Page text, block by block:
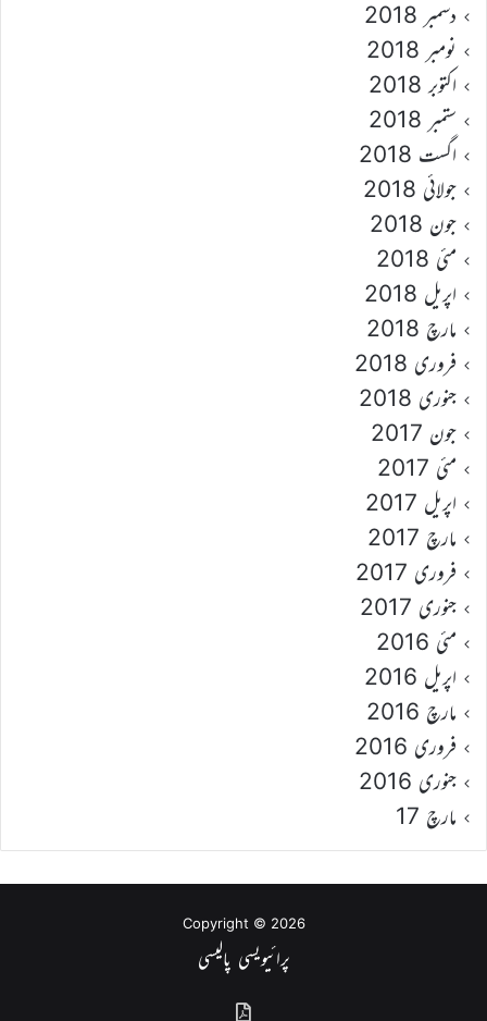
دسمبر 2018
نومبر 2018
اکتوبر 2018
ستمبر 2018
اگست 2018
جولائی 2018
جون 2018
مئی 2018
اپریل 2018
مارچ 2018
فروری 2018
جنوری 2018
جون 2017
مئی 2017
اپریل 2017
مارچ 2017
فروری 2017
جنوری 2017
مئی 2016
اپریل 2016
مارچ 2016
فروری 2016
جنوری 2016
مارچ 17
Copyright © 2026
پرائیویسی پالیسی
گذشتہ